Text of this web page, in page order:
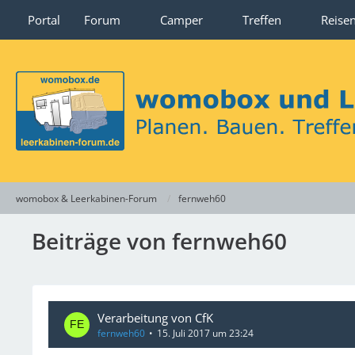
Portal Forum Camper Treffen
womobox & Leerkabinen-Forum fernweh60
Beiträge von fernweh60
Verarbeitung von CfK
fernweh60 15. Juli 2017 um 23:24